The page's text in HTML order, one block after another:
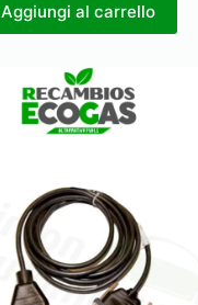
Aggiungi al carrello